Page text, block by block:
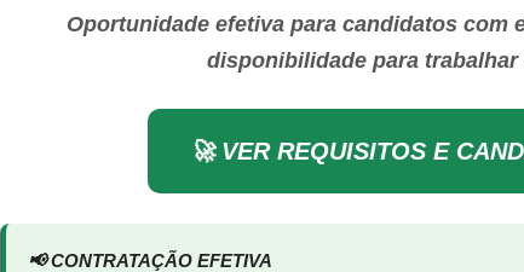
Oportunidade efetiva para candidatos com
disponibilidade para trabalhar
🚀 VER REQUISITOS E
📢 CONTRATAÇÃO EFETIVA